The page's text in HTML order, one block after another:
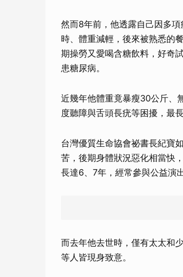
然而8年前，他透露自己因多
時、體重減輕，後來被熟悉的
期操勞又愛喝含糖飲料，好奇
患糖尿病。
近幾年他體重竟暴瘦30公斤、
度聽障與舌頭長疣等困擾，最
台灣優質生命協會祕書長紀寶
苦，後期身體狀況惡化相當快
長達6、7年，經常參與公益演
而去年他去世時，僅有太太和
等人皆現身致意。